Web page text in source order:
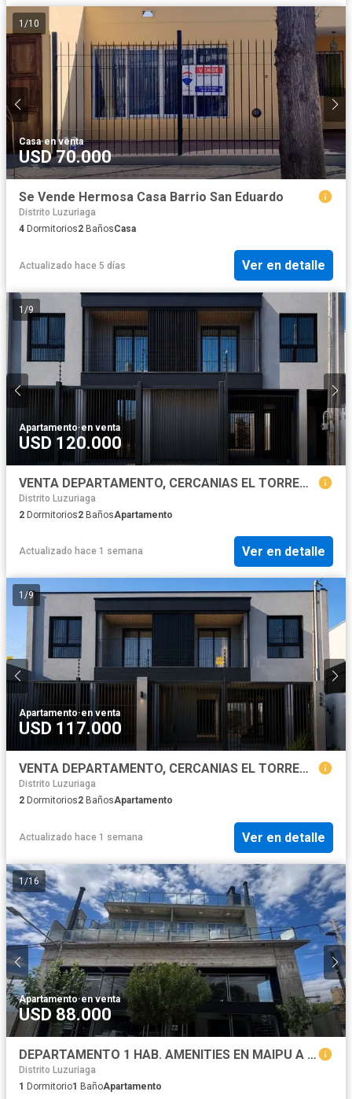
1 /10
Casa·en venta
USD 70.000
Se Vende Hermosa Casa Barrio San Eduardo
Distrito Luzuriaga
4 Dormitorios2 BañosCasa
Actualizado hace 5 días Ver en detalle
1 /9
Apartamento·en venta
USD 120.000
VENTA DEPARTAMENTO, CERCANIAS EL TORREON. MAIPU
Distrito Luzuriaga
2 Dormitorios2 BañosApartamento
Actualizado hace 1 semana Ver en detalle
1 /9
Apartamento·en venta
USD 117.000
VENTA DEPARTAMENTO, CERCANIAS EL TORREON. MAIPU
Distrito Luzuriaga
2 Dormitorios2 BañosApartamento
Actualizado hace 1 semana Ver en detalle
1/16
Apartamento·en venta
USD 88.000
DEPARTAMENTO 1 HAB. AMENITIES EN MAIPU A ESTRENAR
Distrito Luzuriaga
1 Dormitorio1 BañoApartamento